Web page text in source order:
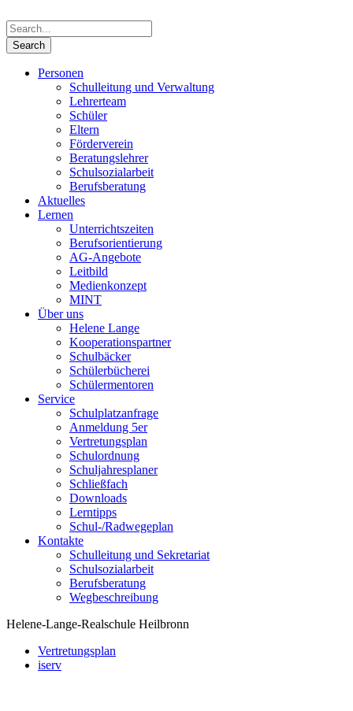
Personen
Schulleitung und Verwaltung
Lehrerteam
Schüler
Eltern
Förderverein
Beratungslehrer
Schulsozialarbeit
Berufsberatung
Aktuelles
Lernen
Unterrichtszeiten
Berufsorientierung
AG-Angebote
Leitbild
Medienkonzept
MINT
Über uns
Helene Lange
Kooperationspartner
Schulbäcker
Schülerbücherei
Schülermentoren
Service
Schulplatzanfrage
Anmeldung 5er
Vertretungsplan
Schulordnung
Schuljahresplaner
Schließfach
Downloads
Lerntipps
Schul-/Radwegeplan
Kontakte
Schulleitung und Sekretariat
Schulsozialarbeit
Berufsberatung
Wegbeschreibung
Helene-Lange-Realschule Heilbronn
Vertretungsplan
iserv